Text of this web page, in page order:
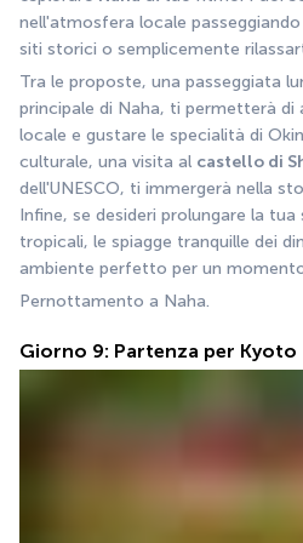
nell'atmosfera locale
siti storici o semplicemente
Tra le proposte, una passeggiata
principale di Naha, ti permetterà di
locale e gustare le specialità di
culturale, una visita al castello di
dell'UNESCO, ti immergerà nella
Infine, se desideri prolungare la
tropicali, le spiagge tranquille dei
ambiente perfetto per un
Pernottamento a Naha.
Giorno 9: Partenza per Kyoto